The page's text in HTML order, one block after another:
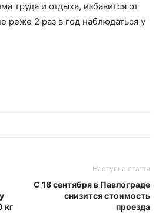
труда и отдыха, избавится от
реже 2 раз в год наблюдаться у
кг
Наступна стаття
С 18 сентября в Павлограде
снизится стоимость
проезда